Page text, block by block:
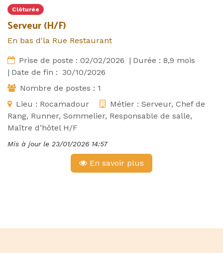
Clôturée
Serveur (H/F)
En bas d'la Rue Restaurant
Prise de poste : 02/02/2026 | Durée : 8,9 mois
| Date de fin : 30/10/2026
Nombre de postes : 1
Lieu : Rocamadour Métier : Serveur, Chef de
Rang, Runner, Sommelier, Responsable de salle,
Maître d’hôtel H/F
Mis à jour le 23/01/2026 14:57
En savoir plus